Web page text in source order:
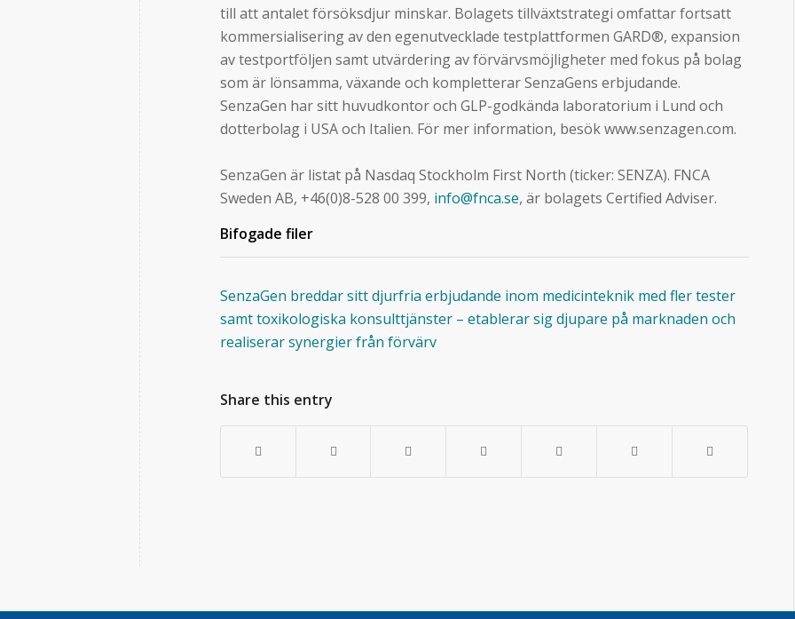
till att antalet försöksdjur minskar. Bolagets tillväxtstrategi omfattar fortsatt
kommersialisering av den egenutvecklade testplattformen GARD®, expansion
av testportföljen samt utvärdering av förvärvsmöjligheter med fokus på bolag
som är lönsamma, växande och kompletterar SenzaGens erbjudande.
SenzaGen har sitt huvudkontor och GLP-godkända laboratorium i Lund och
dotterbolag i USA och Italien. För mer information, besök www.senzagen.com.
SenzaGen är listat på Nasdaq Stockholm First North (ticker: SENZA). FNCA
Sweden AB, +46(0)8-528 00 399, info@fnca.se, är bolagets Certified Adviser.
Bifogade filer
SenzaGen breddar sitt djurfria erbjudande inom medicinteknik med fler tester
samt toxikologiska konsulttjänster – etablerar sig djupare på marknaden och
realiserar synergier från förvärv
Share this entry